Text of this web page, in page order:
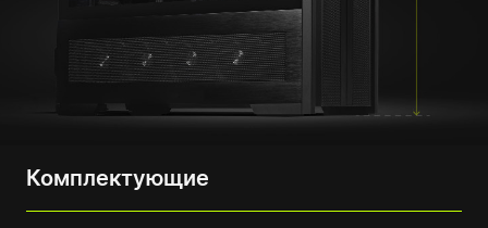
Комплектующие